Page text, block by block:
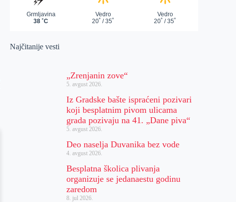
Najčitanije vesti
„Zrenjanin zove“
5. avgust 2026.
Iz Gradske bašte ispraćeni pozivari
koji besplatnim pivom ulicama
grada pozivaju na 41. „Dane piva“
5. avgust 2026.
Deo naselja Duvanika bez vode
4. avgust 2026.
Besplatna školica plivanja
organizuje se jedanaestu godinu
zaredom
8. jul 2026.